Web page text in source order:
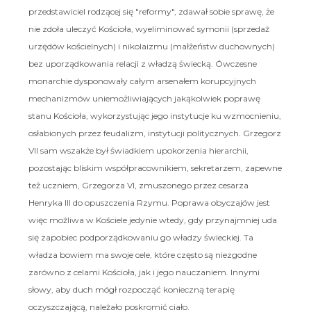
przedstawiciel rodzącej się "reformy", zdawał sobie sprawę, że
nie zdoła uleczyć Kościoła, wyeliminować symonii (sprzedaż
urzędów kościelnych) i nikolaizmu (małżeństw duchownych)
bez uporządkowania relacji z władzą świecką. Ówczesne
monarchie dysponowały całym arsenałem korupcyjnych
mechanizmów uniemożliwiających jakąkolwiek poprawę
stanu Kościoła, wykorzystując jego instytucje ku wzmocnieniu,
osłabionych przez feudalizm, instytucji politycznych. Grzegorz
VII sam wszakże był świadkiem upokorzenia hierarchii,
pozostając bliskim współpracownikiem, sekretarzem, zapewne
też uczniem, Grzegorza VI, zmuszonego przez cesarza
Henryka III do opuszczenia Rzymu. Poprawa obyczajów jest
więc możliwa w Kościele jedynie wtedy, gdy przynajmniej uda
się zapobiec podporządkowaniu go władzy świeckiej. Ta
władza bowiem ma swoje cele, które często są niezgodne
zarówno z celami Kościoła, jak i jego nauczaniem. Innymi
słowy, aby duch mógł rozpocząć konieczną terapię
oczyszczającą, należało poskromić ciało.